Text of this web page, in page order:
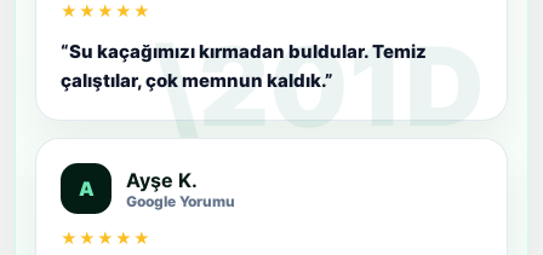
★★★★★
“Su kaçağımızı kırmadan buldular. Temiz
çalıştılar, çok memnun kaldık.”
A Ayşe K.
Google Yorumu
★★★★★